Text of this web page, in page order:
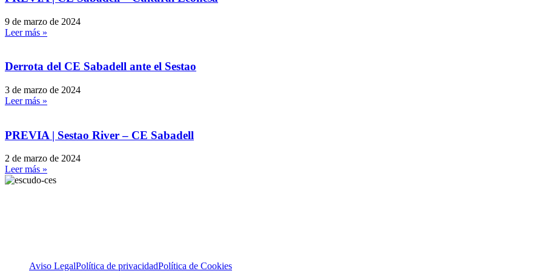
9 de marzo de 2024
Leer más »
Derrota del CE Sabadell ante el Sestao
3 de marzo de 2024
Leer más »
PREVIA | Sestao River – CE Sabadell
2 de marzo de 2024
Leer más »
Aviso LegalPolítica de privacidadPolítica de Cookies